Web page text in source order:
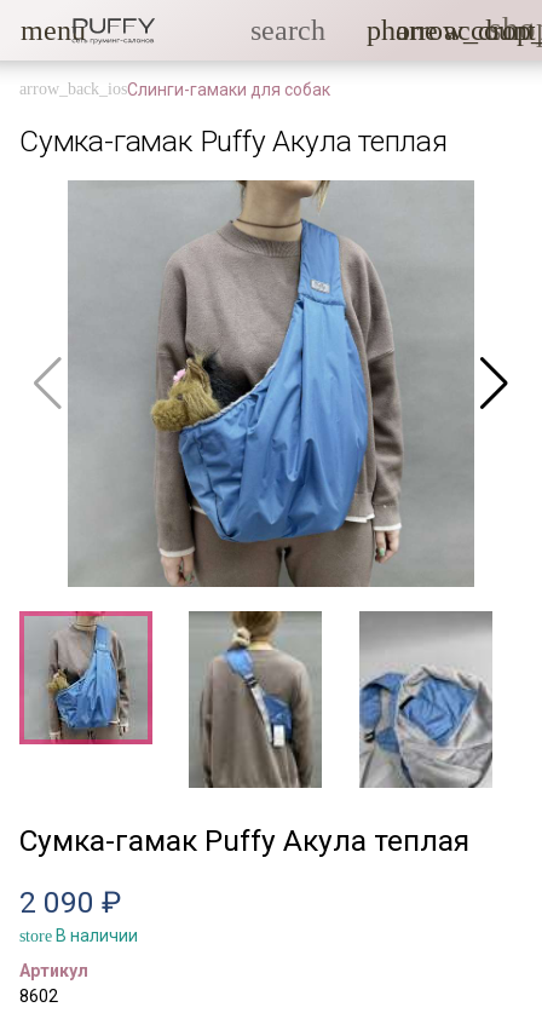
menu search phone
Слинги-гамаки для собак
Сумка-гамак Puffy Акула теплая
Сумка-гамак Puffy Акула теплая
2 090 ₽
store В наличии
Артикул
8602